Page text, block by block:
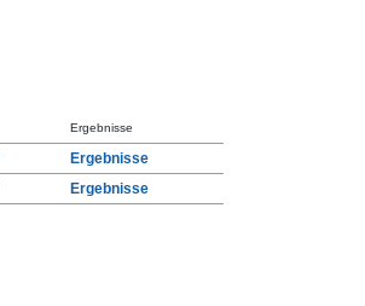
Ergebnisse
Ergebnisse
Ergebnisse